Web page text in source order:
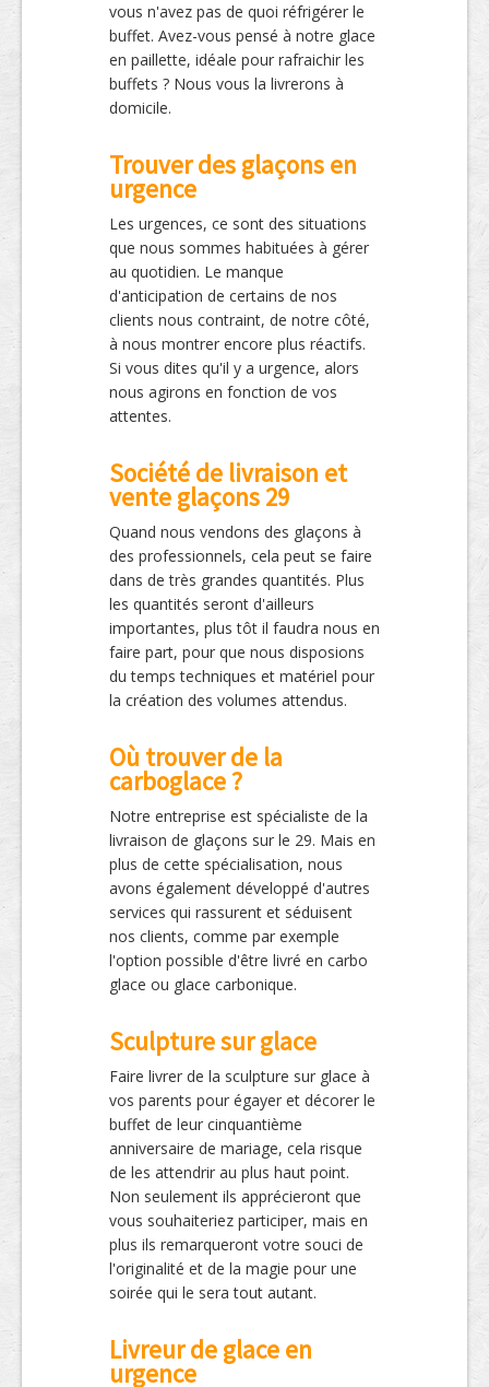
vous n'avez pas de quoi réfrigérer le
buffet. Avez-vous pensé à notre glace
en paillette, idéale pour rafraichir les
buffets ? Nous vous la livrerons à
domicile.
Trouver des glaçons en
urgence
Les urgences, ce sont des situations
que nous sommes habituées à gérer
au quotidien. Le manque
d'anticipation de certains de nos
clients nous contraint, de notre côté,
à nous montrer encore plus réactifs.
Si vous dites qu'il y a urgence, alors
nous agirons en fonction de vos
attentes.
Société de livraison et
vente glaçons 29
Quand nous vendons des glaçons à
des professionnels, cela peut se faire
dans de très grandes quantités. Plus
les quantités seront d'ailleurs
importantes, plus tôt il faudra nous en
faire part, pour que nous disposions
du temps techniques et matériel pour
la création des volumes attendus.
Où trouver de la
carboglace ?
Notre entreprise est spécialiste de la
livraison de glaçons sur le 29. Mais en
plus de cette spécialisation, nous
avons également développé d'autres
services qui rassurent et séduisent
nos clients, comme par exemple
l'option possible d'être livré en carbo
glace ou glace carbonique.
Sculpture sur glace
Faire livrer de la sculpture sur glace à
vos parents pour égayer et décorer le
buffet de leur cinquantième
anniversaire de mariage, cela risque
de les attendrir au plus haut point.
Non seulement ils apprécieront que
vous souhaiteriez participer, mais en
plus ils remarqueront votre souci de
l'originalité et de la magie pour une
soirée qui le sera tout autant.
Livreur de glace en
urgence